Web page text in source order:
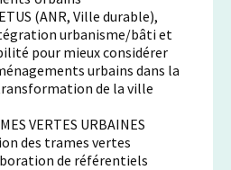
(ANR, Ville durable),
urbanisme/bâti et
pour mieux considérer
urbains dans la
de la ville
VERTES URBAINES
des trames vertes
de référentiels